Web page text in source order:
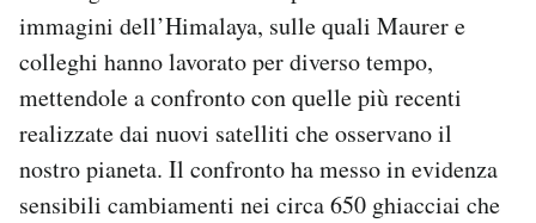
immagini dell’Himalaya, sulle quali Maurer e
colleghi hanno lavorato per diverso tempo,
mettendole a confronto con quelle più recenti
realizzate dai nuovi satelliti che osservano il
nostro pianeta. Il confronto ha messo in evidenza
sensibili cambiamenti nei circa 650 ghiacciai che